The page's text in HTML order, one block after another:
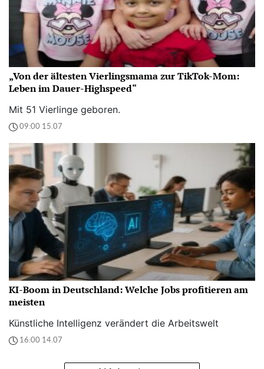
„Von der ältesten Vierlingsmama zur TikTok-Mom:
Leben im Dauer-Highspeed“
Mit 51 Vierlinge geboren.
09:00 15.07
KI-Boom in Deutschland: Welche Jobs profitieren am
meisten
Künstliche Intelligenz verändert die Arbeitswelt
16:00 14.07